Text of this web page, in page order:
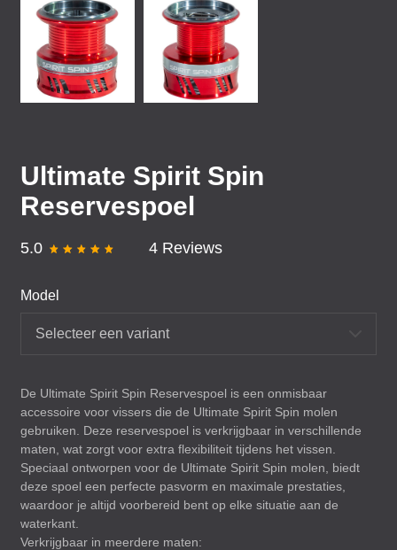
Ultimate Spirit Spin
Reservespoel
5.0 4 Reviews
Model
Selecteer een variant
De Ultimate Spirit Spin Reservespoel is een onmisbaar
accessoire voor vissers die de Ultimate Spirit Spin molen
gebruiken. Deze reservespoel is verkrijgbaar in verschillende
maten, wat zorgt voor extra flexibiliteit tijdens het vissen.
Speciaal ontworpen voor de Ultimate Spirit Spin molen, biedt
deze spoel een perfecte pasvorm en maximale prestaties,
waardoor je altijd voorbereid bent op elke situatie aan de
waterkant.
Verkrijgbaar in meerdere maten: